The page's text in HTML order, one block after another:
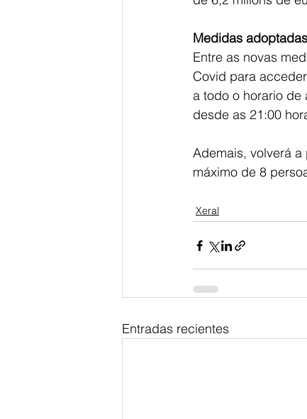
Medidas
Entre as novas
Covid para
a todo o horario de
desde as 21:00
Ademais, volverá
máximo de 8
Xeral
Entradas recientes